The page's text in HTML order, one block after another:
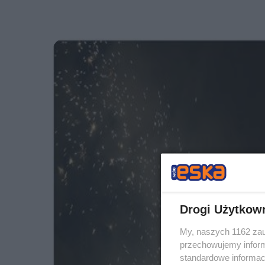
Drogi
My, naszych 1162
przechowujemy
standardowe